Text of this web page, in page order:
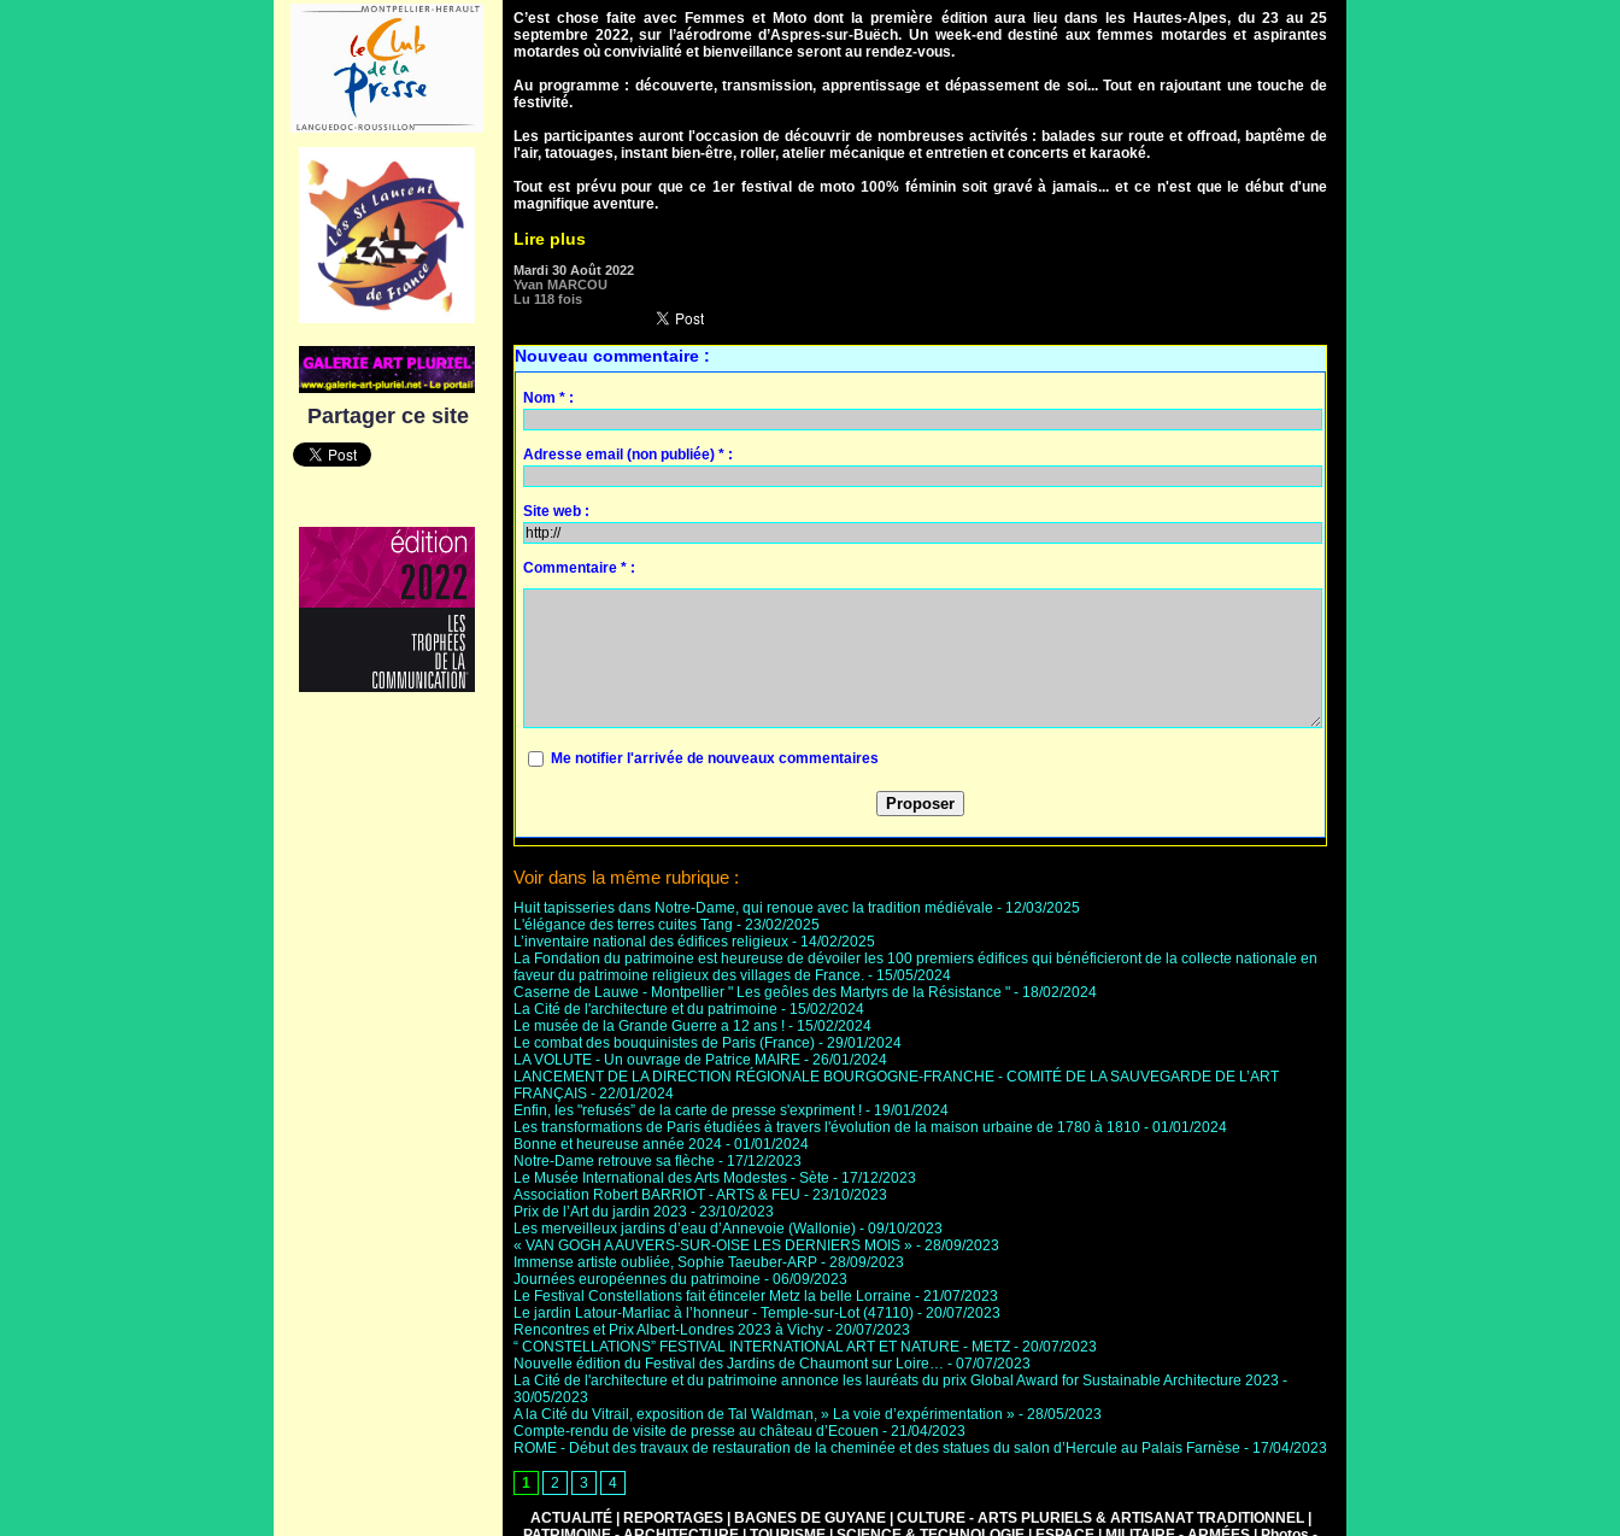
Partager ce site
C’est chose faite avec Femmes et Moto dont la première édition aura lieu dans les Hautes-Alpes, du 23 au 25
septembre 2022, sur l’aérodrome d’Aspres-sur-Buëch. Un week-end destiné aux femmes motardes et aspirantes
motardes où convivialité et bienveillance seront au rendez-vous.
Au programme : découverte, transmission, apprentissage et dépassement de soi... Tout en rajoutant une touche de
festivité.
Les participantes auront l'occasion de découvrir de nombreuses activités : balades sur route et offroad, baptême de
l'air, tatouages, instant bien-être, roller, atelier mécanique et entretien et concerts et karaoké.
Tout est prévu pour que ce 1er festival de moto 100% féminin soit gravé à jamais... et ce n'est que le début d'une
magnifique aventure.
Lire plus
Mardi 30 Août 2022
Yvan MARCOU
Lu 118 fois
Nouveau commentaire :
Nom * :
Adresse email (non publiée) * :
Site web :
Commentaire * :
Me notifier l'arrivée de nouveaux commentaires
Voir dans la même rubrique :
Huit tapisseries dans Notre-Dame, qui renoue avec la tradition médiévale - 12/03/2025
L'élégance des terres cuites Tang - 23/02/2025
L’inventaire national des édifices religieux - 14/02/2025
La Fondation du patrimoine est heureuse de dévoiler les 100 premiers édifices qui bénéficieront de la collecte nationale en
faveur du patrimoine religieux des villages de France. - 15/05/2024
Caserne de Lauwe - Montpellier " Les geôles des Martyrs de la Résistance " - 18/02/2024
La Cité de l'architecture et du patrimoine - 15/02/2024
Le musée de la Grande Guerre a 12 ans ! - 15/02/2024
Le combat des bouquinistes de Paris (France) - 29/01/2024
LA VOLUTE - Un ouvrage de Patrice MAIRE - 26/01/2024
LANCEMENT DE LA DIRECTION RÉGIONALE BOURGOGNE-FRANCHE - COMITÉ DE LA SAUVEGARDE DE L’ART
FRANÇAIS - 22/01/2024
Enfin, les "refusés” de la carte de presse s'expriment ! - 19/01/2024
Les transformations de Paris étudiées à travers l'évolution de la maison urbaine de 1780 à 1810 - 01/01/2024
Bonne et heureuse année 2024 - 01/01/2024
Notre-Dame retrouve sa flèche - 17/12/2023
Le Musée International des Arts Modestes - Sète - 17/12/2023
Association Robert BARRIOT - ARTS & FEU - 23/10/2023
Prix de l’Art du jardin 2023 - 23/10/2023
Les merveilleux jardins d’eau d’Annevoie (Wallonie) - 09/10/2023
« VAN GOGH A AUVERS-SUR-OISE LES DERNIERS MOIS » - 28/09/2023
Immense artiste oubliée, Sophie Taeuber-ARP - 28/09/2023
Journées européennes du patrimoine - 06/09/2023
Le Festival Constellations fait étinceler Metz la belle Lorraine - 21/07/2023
Le jardin Latour-Marliac à l’honneur - Temple-sur-Lot (47110) - 20/07/2023
Rencontres et Prix Albert-Londres 2023 à Vichy - 20/07/2023
“ CONSTELLATIONS” FESTIVAL INTERNATIONAL ART ET NATURE - METZ - 20/07/2023
Nouvelle édition du Festival des Jardins de Chaumont sur Loire… - 07/07/2023
La Cité de l'architecture et du patrimoine annonce les lauréats du prix Global Award for Sustainable Architecture 2023 -
30/05/2023
A la Cité du Vitrail, exposition de Tal Waldman, » La voie d’expérimentation » - 28/05/2023
Compte-rendu de visite de presse au château d’Ecouen - 21/04/2023
ROME - Début des travaux de restauration de la cheminée et des statues du salon d’Hercule au Palais Farnèse - 17/04/2023
1 2 3 4
ACTUALITÉ REPORTAGES BAGNES DE GUYANE CULTURE - ARTS PLURIELS & ARTISANAT TRADITIONNEL